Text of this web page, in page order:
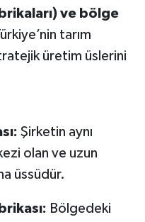
ve bölge
tarım
üretim üslerini
Şirketin aynı
olan ve uzun
üssüdür.
Bölgedeki